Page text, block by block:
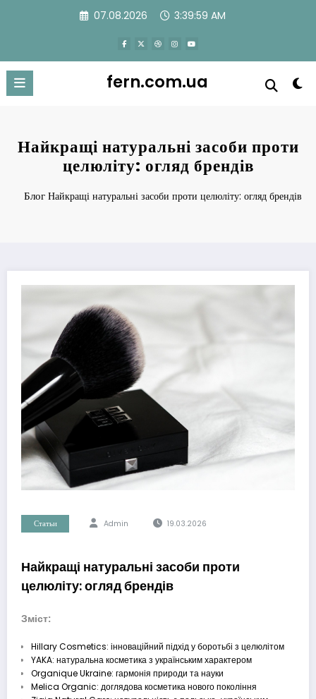
07.08.2026 3:40:00 AM
fern.com.ua
Найкращі натуральні засоби проти
целюліту: огляд брендів
Блог Найкращі натуральні засоби проти целюліту: огляд брендів
Статьи Admin 19.03.2026
Найкращі натуральні засоби проти
целюліту: огляд брендів
Зміст:
Hillary Cosmetics: інноваційний підхід у боротьбі з целюлітом
YAKA: натуральна косметика з українським характером
Organique Ukraine: гармонія природи та науки
Melica Organic: доглядова косметика нового покоління